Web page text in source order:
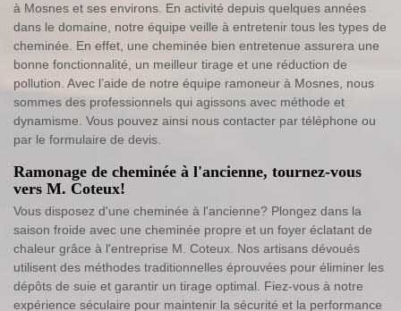
à Mosnes et ses environs. En activité depuis quelques années
dans le domaine, notre équipe veille à entretenir tous les types de
cheminée. En effet, une cheminée bien entretenue assurera une
bonne fonctionnalité, un meilleur tirage et une réduction de
pollution. Avec l’aide de notre équipe ramoneur à Mosnes, nous
sommes des professionnels qui agissons avec méthode et
dynamisme. Vous pouvez ainsi nous contacter par téléphone ou
par le formulaire de devis.
Ramonage de cheminée à l'ancienne, tournez-vous
vers M. Coteux!
Vous disposez d'une cheminée à l'ancienne? Plongez dans la
saison froide avec une cheminée propre et un foyer éclatant de
chaleur grâce à l'entreprise M. Coteux. Nos artisans dévoués
utilisent des méthodes traditionnelles éprouvées pour éliminer les
dépôts de suie et garantir un tirage optimal. Fiez-vous à notre
expérience séculaire pour maintenir la sécurité et la performance